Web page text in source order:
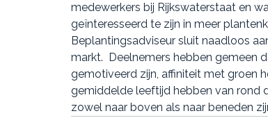
medewerkers bij Rijkswaterstaat en
geïnteresseerd te zijn in meer
Beplantingsadviseur sluit naadloos
markt. Deelnemers hebben gemeen
gemotiveerd zijn, affiniteit met groen
gemiddelde leeftijd hebben van rond
zowel naar boven als naar beneden